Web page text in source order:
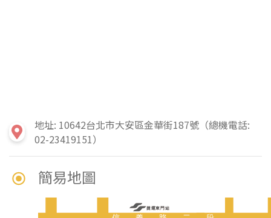
地址: 10642台北市大安區金華街187號（總機電話:
02-23419151）
簡易地圖